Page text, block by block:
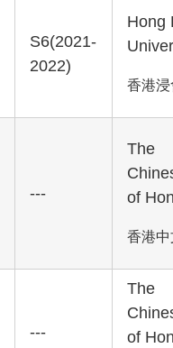
S6(2021-
2022)
Hong
香港
---
The
of
香港
---
The
of